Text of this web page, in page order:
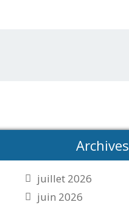
Archives
juillet 2026
juin 2026